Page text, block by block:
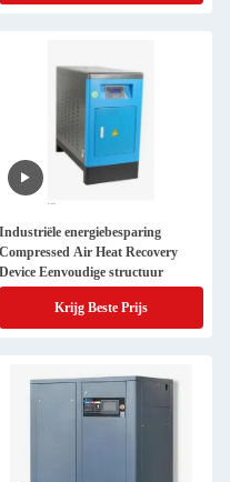
Industriële energiebesparing
Compressed Air Heat Recovery
Device Eenvoudige structuur
Krijg Beste Prijs